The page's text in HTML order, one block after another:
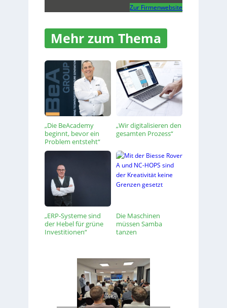
Zur Firmenwebsite
Mehr zum Thema
„Die BeAcademy
beginnt, bevor ein
Problem entsteht“
„Wir digitalisieren den
gesamten Prozess“
„ERP-Systeme sind
der Hebel für grüne
Investitionen“
Die Maschinen
müssen Samba
tanzen